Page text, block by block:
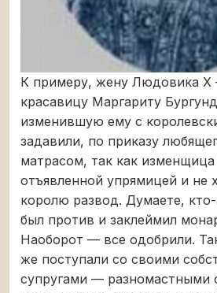
К примеру, жену Людовика
красавицу Маргариту
изменившую ему с
задавили, по приказу
матрасом, так как
отъявленной упрямицей и не
королю развод. Думаете,
был против и заклеймил
Наоборот — все одобрили.
же поступали со своими
супругами — разномастными